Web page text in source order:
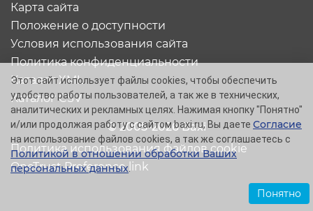
© 2005-2026 Baxi
Карта сайта
Положение о доступности
Условия использования сайта
Политика конфиденциальности
Каталог XML
Каталог CSV
Политика использования файлов cookie
OneTrust Preference link
Этот сайт использует файлы cookies, чтобы обеспечить
удобство работы пользователей, а так же в технических,
аналитических и рекламных целях. Нажимая кнопку "Понятно"
и/или продолжая работу с сайтом baxi.ru, Вы даете Согласие
на использование файлов cookies, а так же соглашаетесь с
Политикой в отношении обработки Ваших
персональных данных.
Понятно